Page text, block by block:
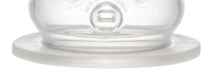
Posteljine, vrećice i baldahini
Odeća i obuća
Igračke za bebe i decu